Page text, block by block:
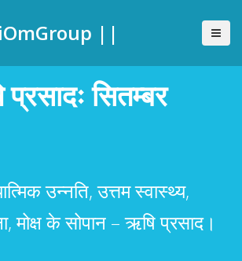
||
सितम्बर
उन्नति, उत्तम स्वास्थ्य,
मोक्ष के सोपान – ऋषि प्रसाद।